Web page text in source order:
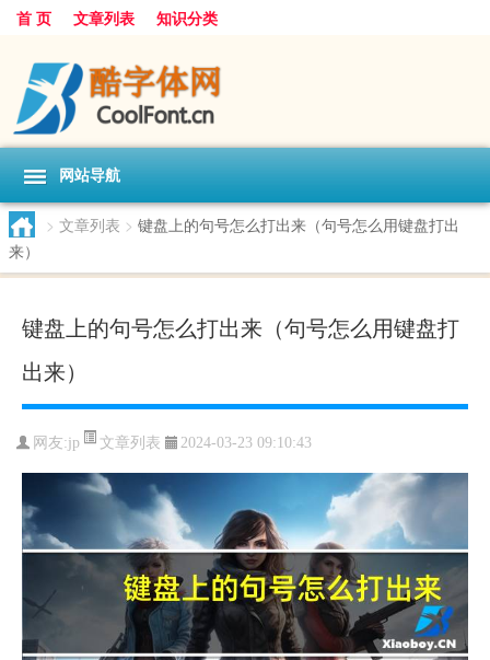
首 页 文章列表 知识分类
网站导航
> 文章列表 > 键盘上的句号怎么打出来（句号怎么用键盘打出
来）
键盘上的句号怎么打出来（句号怎么用键盘打
出来）
网友:jp 文章列表 2024-03-23 09:10:43